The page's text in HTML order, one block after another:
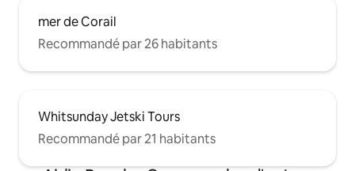
mer de Corail
Recommandé par 26 habitants
Whitsunday Jetski Tours
Recommandé par 21 habitants